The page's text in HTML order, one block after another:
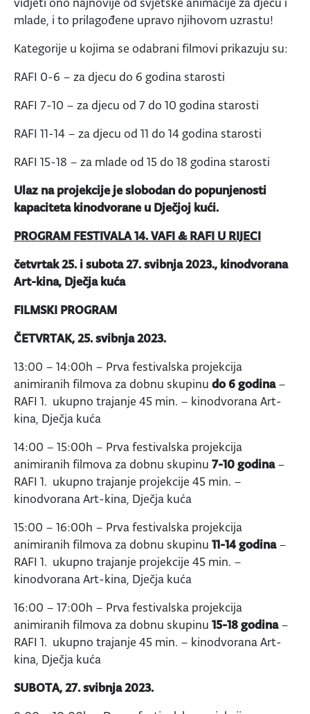
mlade, i to prilagođene upravo njihovom uzrastu!
Kategorije u kojima se odabrani filmovi prikazuju su:
RAFI 0-6 – za djecu do 6 godina starosti
RAFI 7-10 – za djecu od 7 do 10 godina starosti
RAFI 11-14 – za djecu od 11 do 14 godina starosti
RAFI 15-18 – za mlade od 15 do 18 godina starosti
Ulaz na projekcije je slobodan do popunjenosti
kapaciteta kinodvorane u Dječjoj kući.
PROGRAM FESTIVALA 14. VAFI & RAFI U RIJECI
četvrtak 25. i subota 27. svibnja 2023., kinodvorana
Art-kina, Dječja kuća
FILMSKI PROGRAM
ČETVRTAK, 25. svibnja 2023.
13:00 – 14:00h – Prva festivalska projekcija
animiranih filmova za dobnu skupinu do 6 godina–
RAFI 1. ukupno trajanje 45 min. – kinodvorana Art-
kina, Dječja kuća
14:00 – 15:00h – Prva festivalska projekcija
animiranih filmova za dobnu skupinu 7-10 godina–
RAFI 1. ukupno trajanje projekcije 45 min. –
kinodvorana Art-kina, Dječja kuća
15:00 – 16:00h – Prva festivalska projekcija
animiranih filmova za dobnu skupinu 11-14 godina–
RAFI 1. ukupno trajanje projekcije 45 min. –
kinodvorana Art-kina, Dječja kuća
16:00 – 17:00h – Prva festivalska projekcija
animiranih filmova za dobnu skupinu 15-18 godina–
RAFI 1. ukupno trajanje 45 min. – kinodvorana Art-
kina, Dječja kuća
SUBOTA, 27. svibnja 2023.